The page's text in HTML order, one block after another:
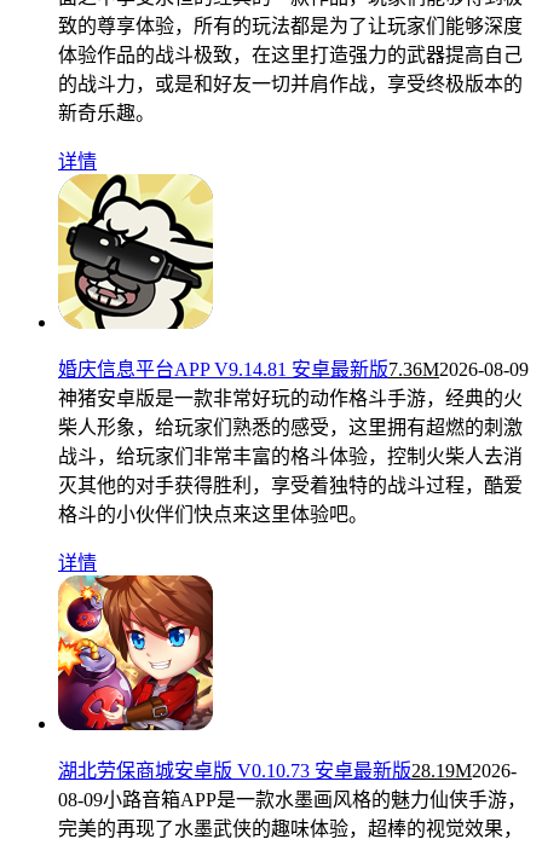
致的尊享体验，所有的玩法都是为了让玩家们能够深度
体验作品的战斗极致，在这里打造强力的武器提高自己
的战斗力，或是和好友一切并肩作战，享受终极版本的
新奇乐趣。
详情
婚庆信息平台APP V9.14.81 安卓最新版7.36M2026-08-09
神猪安卓版是一款非常好玩的动作格斗手游，经典的火
柴人形象，给玩家们熟悉的感受，这里拥有超燃的刺激
战斗，给玩家们非常丰富的格斗体验，控制火柴人去消
灭其他的对手获得胜利，享受着独特的战斗过程，酷爱
格斗的小伙伴们快点来这里体验吧。
详情
湖北劳保商城安卓版 V0.10.73 安卓最新版28.19M2026-
08-09小路音箱APP是一款水墨画风格的魅力仙侠手游，
完美的再现了水墨武侠的趣味体验，超棒的视觉效果，